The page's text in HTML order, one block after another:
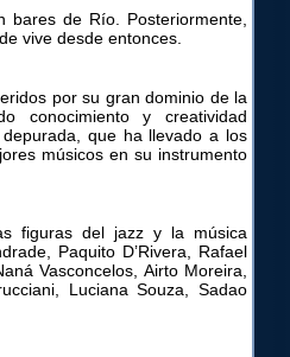
bares de Río. Posteriormente,
vive desde entonces.
por su gran dominio de la
conocimiento y creatividad
que ha llevado a los
músicos en su instrumento
figuras del jazz y la música
Paquito D’Rivera, Rafael
Vasconcelos, Airto Moreira,
Luciana Souza, Sadao